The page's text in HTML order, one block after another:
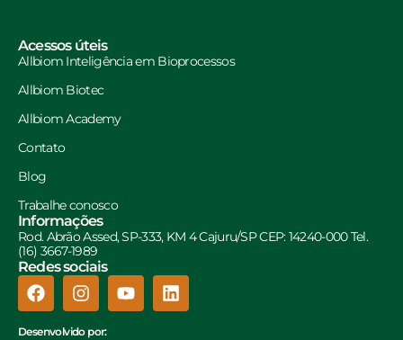
Acessos úteis
Allbiom Inteligência em Bioprocessos
Allbiom Biotec
Allbiom Academy
Contato
Blog
Trabalhe conosco
Informações
Rod. Abrão Assed, SP-333, KM 4 Cajuru/SP CEP: 14240-000 Tel.
(16) 3667-1989
Redes sociais
Desenvolvido por: